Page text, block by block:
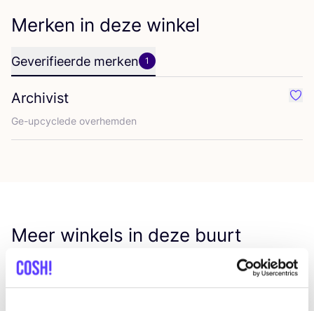
Merken in deze winkel
Geverifieerde merken 1
Archivist
Ge-upcy­cle­de overhemden
Meer winkels in deze buurt
BYBROWN